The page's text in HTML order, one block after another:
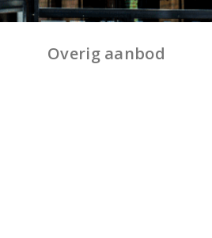
Overig aanbod